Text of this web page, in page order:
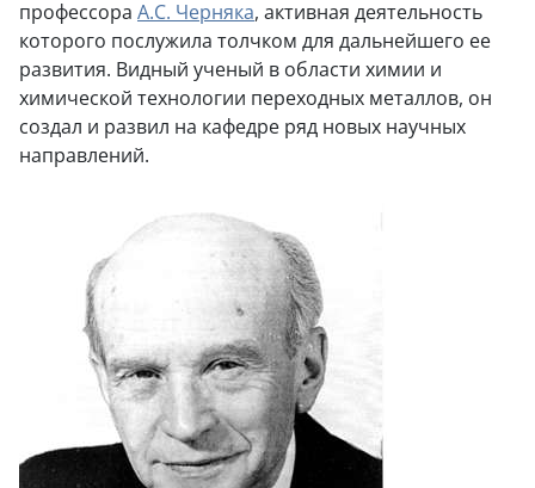
профессора А.С. Черняка, активная деятельность
которого послужила толчком для дальнейшего ее
развития. Видный ученый в области химии и
химической технологии переходных металлов, он
создал и развил на кафедре ряд новых научных
направлений.